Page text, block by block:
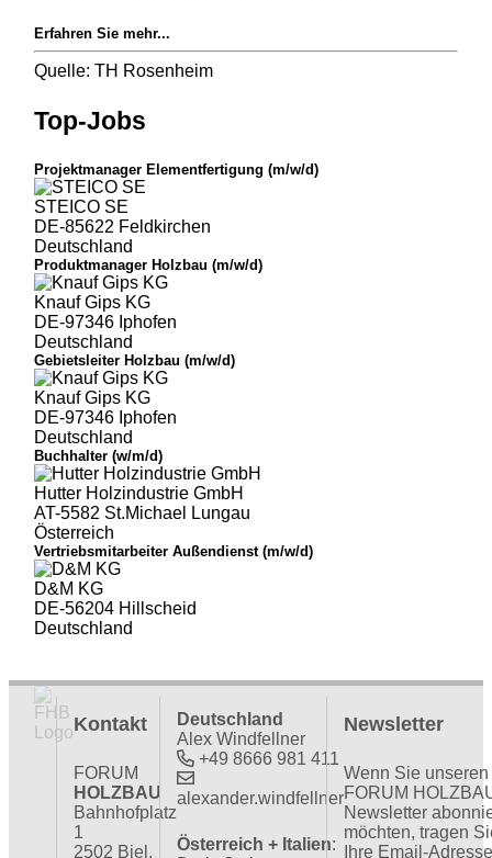
Erfahren Sie mehr...
Quelle: TH Rosenheim
Top-Jobs
Projektmanager Elementfertigung (m/w/d)
STEICO SE
DE-85622 Feldkirchen
Deutschland
Produktmanager Holzbau (m/w/d)
Knauf Gips KG
DE-97346 Iphofen
Deutschland
Gebietsleiter Holzbau (m/w/d)
Knauf Gips KG
DE-97346 Iphofen
Deutschland
Buchhalter (w/m/d)
Hutter Holzindustrie GmbH
AT-5582 St.Michael Lungau
Österreich
Vertriebsmitarbeiter Außendienst (m/w/d)
D&M KG
DE-56204 Hillscheid
Deutschland
Kontakt
FORUM
HOLZBAU
Bahnhofplatz
1
2502 Biel,
Deutschland
Alex Windfellner
+49 8666 981 411
alexander.windfellner
Österreich + Italien:
Newsletter
Wenn Sie unseren
FORUM
Newsletter
möchten, tragen
Ihre Email-